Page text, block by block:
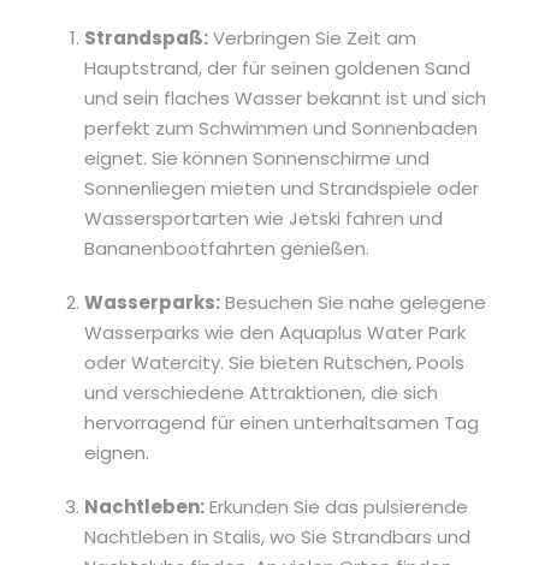
Strandspaß:Verbringen Sie Zeit am
Hauptstrand, der für seinen goldenen Sand
und sein flaches Wasser bekannt ist und sich
perfekt zum Schwimmen und Sonnenbaden
eignet. Sie können Sonnenschirme und
Sonnenliegen mieten und Strandspiele oder
Wassersportarten wie Jetski fahren und
Bananenbootfahrten genießen.
Wasserparks:Besuchen Sie nahe gelegene
Wasserparks wie den Aquaplus Water Park
oder Watercity. Sie bieten Rutschen, Pools
und verschiedene Attraktionen, die sich
hervorragend für einen unterhaltsamen Tag
eignen.
Nachtleben:Erkunden Sie das pulsierende
Nachtleben in Stalis, wo Sie Strandbars und